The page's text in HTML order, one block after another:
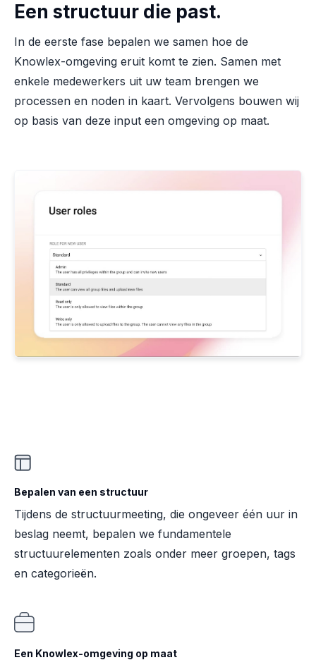
Een structuur die past.
In de eerste fase bepalen we samen hoe de
Knowlex-omgeving eruit komt te zien. Samen met
enkele medewerkers uit uw team brengen we
processen en noden in kaart. Vervolgens bouwen wij
op basis van deze input een omgeving op maat.
Bepalen van een structuur
Tijdens de structuurmeeting, die ongeveer één uur in
beslag neemt, bepalen we fundamentele
structuurelementen zoals onder meer groepen, tags
en categorieën.
Een Knowlex-omgeving op maat